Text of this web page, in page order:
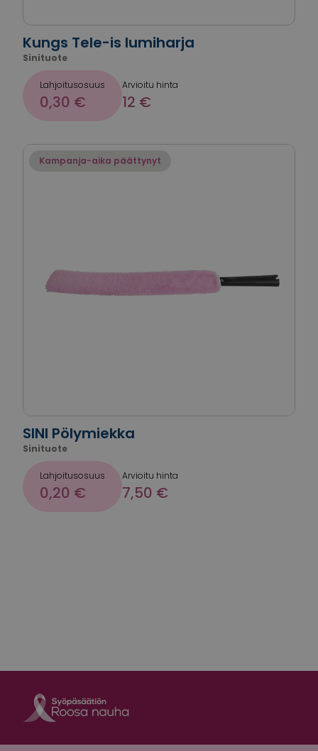
Kungs Tele-is lumiharja
Sinituote
Lahjoitusosuus
0,30 €
Arvioitu hinta
12 €
Kampanja-aika päättynyt
SINI Pölymiekka
Sinituote
Lahjoitusosuus
0,20 €
Arvioitu hinta
7,50 €